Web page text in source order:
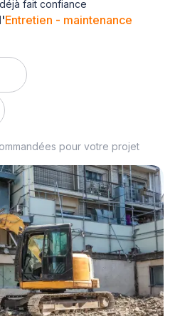
Entretien - maintenance
fait confiance
pour votre projet